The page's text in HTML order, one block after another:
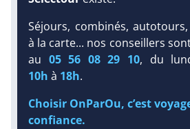
Infos plages :
Dist.Distance:
< 100 m
Long. Longueur
800 m
Équipement :
63
Tx Tx
Plongée sous-marine :
Détails
Séjours, combinés,
à la carte... nos conseillers
au 05 56 08 29 10, du
10h à 18h.
Choisir OnParOu, c’est
confiance.